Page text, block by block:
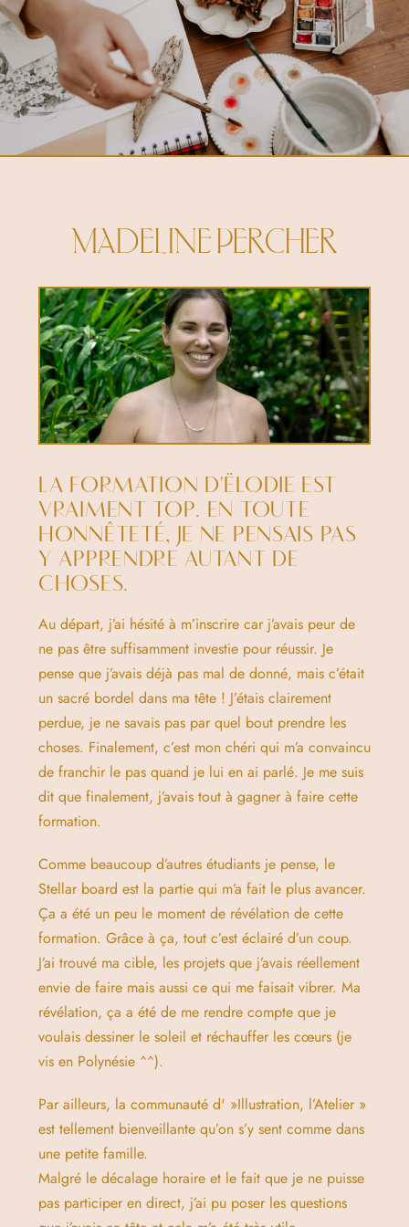
MADELINE PERCHER
LA FORMATION D'ËLODIE EST
VRAIMENT TOP. EN TOUTE
HONNÊTETÉ, JE NE PENSAIS PAS
Y APPRENDRE AUTANT DE
CHOSES.
Au départ, j’ai hésité à m’inscrire car j’avais peur de
ne pas être suffisamment investie pour réussir. Je
pense que j’avais déjà pas mal de donné, mais c’était
un sacré bordel dans ma tête ! J’étais clairement
perdue, je ne savais pas par quel bout prendre les
choses. Finalement, c’est mon chéri qui m’a convaincu
de franchir le pas quand je lui en ai parlé. Je me suis
dit que finalement, j’avais tout à gagner à faire cette
formation.
Comme beaucoup d’autres étudiants je pense, le
Stellar board est la partie qui m’a fait le plus avancer.
Ça a été un peu le moment de révélation de cette
formation. Grâce à ça, tout c’est éclairé d’un coup.
J’ai trouvé ma cible, les projets que j’avais réellement
envie de faire mais aussi ce qui me faisait vibrer. Ma
révélation, ça a été de me rendre compte que je
voulais dessiner le soleil et réchauffer les cœurs (je
vis en Polynésie ^^).
Par ailleurs, la communauté d' »Illustration, l’Atelier »
est tellement bienveillante qu’on s’y sent comme dans
une petite famille.
Malgré le décalage horaire et le fait que je ne puisse
pas participer en direct, j’ai pu poser les questions